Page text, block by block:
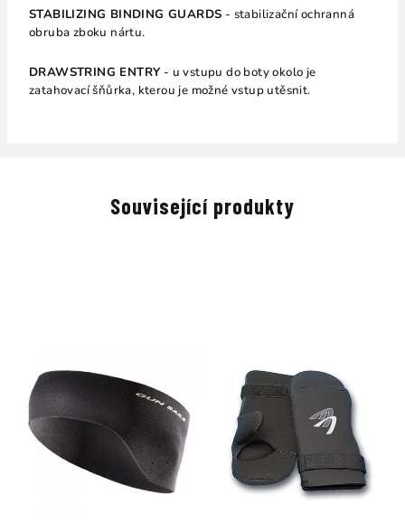
STABILIZING BINDING GUARDS - stabilizační ochranná
obruba zboku nártu.
DRAWSTRING ENTRY - u vstupu do boty okolo je
zatahovací šňůrka, kterou je možné vstup utěsnit.
Související produkty